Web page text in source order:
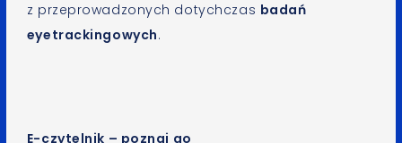
z przeprowadzonych dotychczas badań
eyetrackingowych.
E-czytelnik – poznaj go